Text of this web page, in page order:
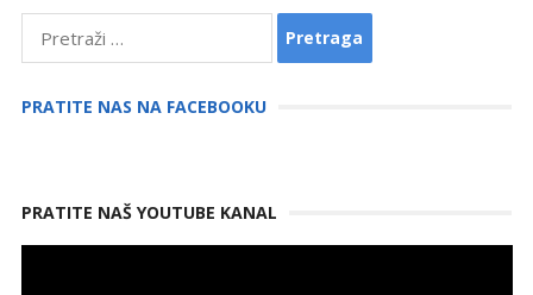
Pretraga:
PRATITE NAS NA FACEBOOKU
PRATITE NAŠ YOUTUBE KANAL